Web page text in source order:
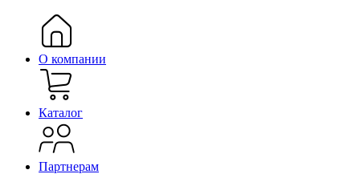
О компании
Каталог
Партнерам